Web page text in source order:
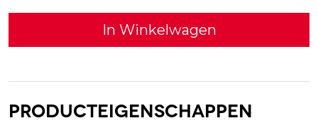
In Winkelwagen
Producteigenschappen